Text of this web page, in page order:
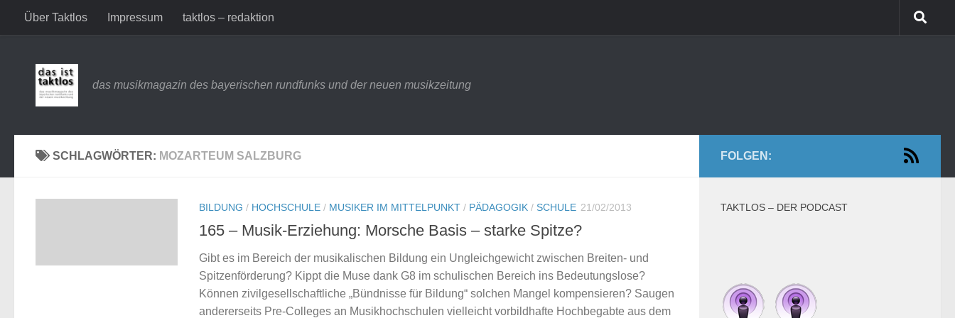
Zum Inhalt springen
Über Taktlos Impressum taktlos – redaktion
das musikmagazin des bayerischen rundfunks und der neuen musikzeitung
SCHLAGWÖRTER: MOZARTEUM SALZBURG
BILDUNG / HOCHSCHULE / MUSIKER IM MITTELPUNKT / PÄDAGOGIK / SCHULE 21/02/2013
165 – Musik-Erziehung: Morsche Basis – starke Spitze?
Gibt es im Bereich der musikalischen Bildung ein Ungleichgewicht zwischen Breiten- und
Spitzenförderung? Kippt die Muse dank G8 im schulischen Bereich ins Bedeutungslose?
Können zivilgesellschaftliche „Bündnisse für Bildung“ solchen Mangel kompensieren? Saugen
andererseits Pre-Colleges an Musikhochschulen vielleicht vorbildhafte Hoch­begabte aus dem
FOLGEN:
TAKTLOS – DER PODCAST